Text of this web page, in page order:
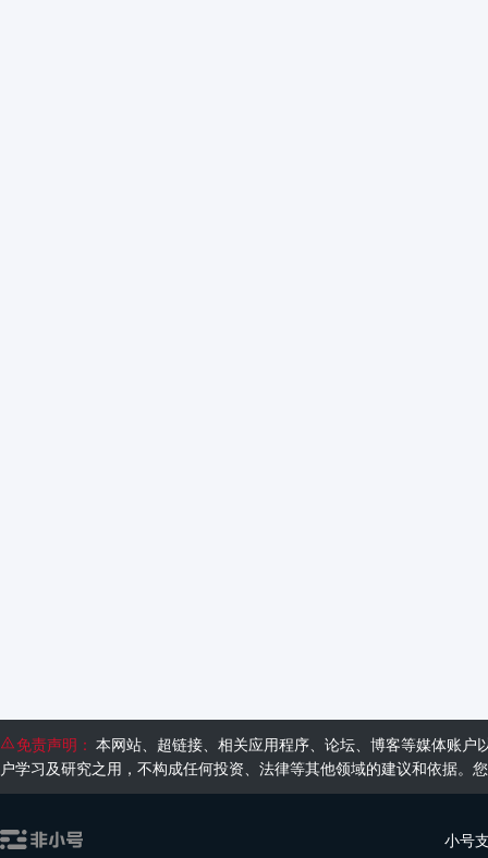
免责声明： 本网站、超链接、相关应用程序、论坛、博客等媒体账
户学习及研究之用，不构成任何投资、法律等其他领域的建议和依据
小号